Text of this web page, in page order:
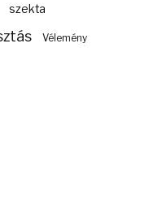
szekta
Vélemény